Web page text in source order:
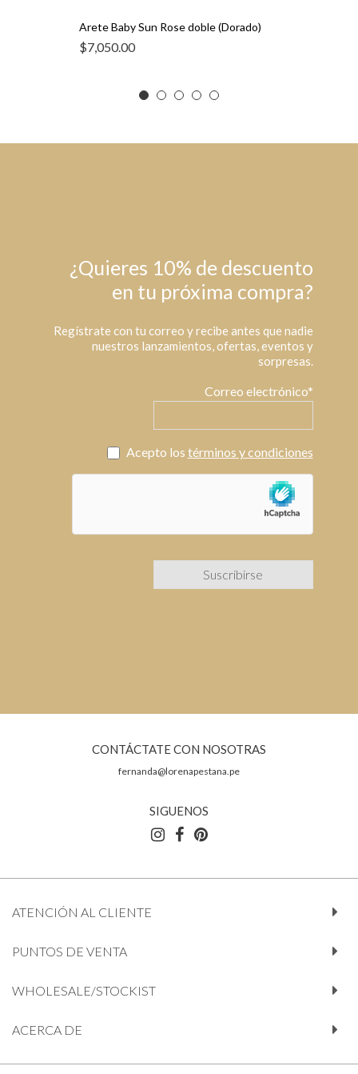
Arete Baby Sun Rose doble (Dorado)
$7,050.00
¿Quieres 10% de descuento
en tu próxima compra?
Regístrate con tu correo y recibe antes que nadie
nuestros lanzamientos, ofertas, eventos y
sorpresas.
Correo electrónico*
Acepto los términos y condiciones
CONTÁCTATE CON NOSOTRAS
fernanda@lorenapestana.pe
SIGUENOS
ATENCIÓN AL CLIENTE
PUNTOS DE VENTA
WHOLESALE/STOCKIST
ACERCA DE